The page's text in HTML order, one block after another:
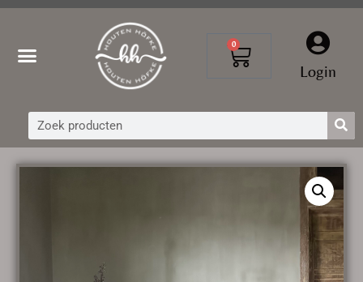
0
Login